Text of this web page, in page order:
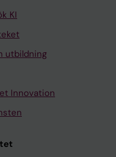
KI
utbildning
Innovation